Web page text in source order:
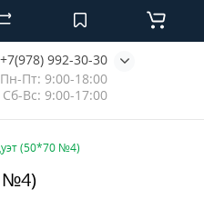
+7(978) 992-30-30
Пн-Пт: 9:00-18:00
Сб-Вс: 9:00-17:00
(50*70 №4)
№4)